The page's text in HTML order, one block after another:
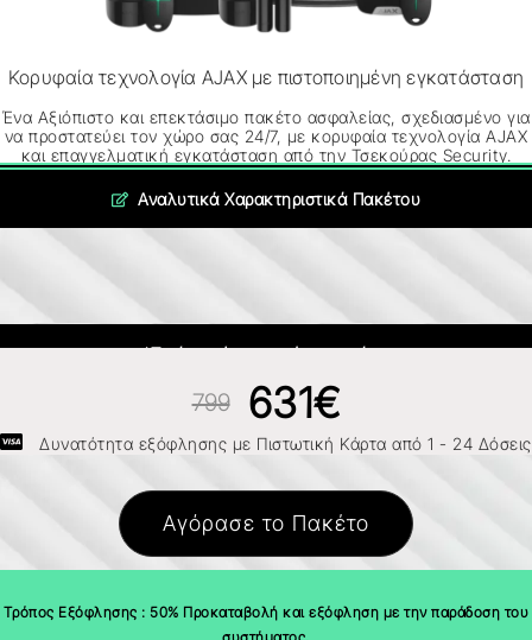
Κορυφαία τεχνολογία AJAX με πιστοποιημένη εγκατάσταση
Ένα Αξιόπιστο και επεκτάσιμο πακέτο ασφαλείας, σχεδιασμένο για
να προστατεύει τον χώρο σας 24/7, με κορυφαία τεχνολογία AJAX
και επαγγελματική εγκατάσταση από την Τσεκούρας Security.
Αναλυτικά Χαρακτηριστικά Πακέτου
*Τιμή πακέτου χωρίς εγκατάσταση
799 631€
Δυνατότητα εξόφλησης με Πιστωτική Κάρτα από 1 - 24 Δόσεις
Αγόρασε το Πακέτο
Tρόπος Εξόφλησης : 50% Προκαταβολή και εξόφληση με την παράδοση του